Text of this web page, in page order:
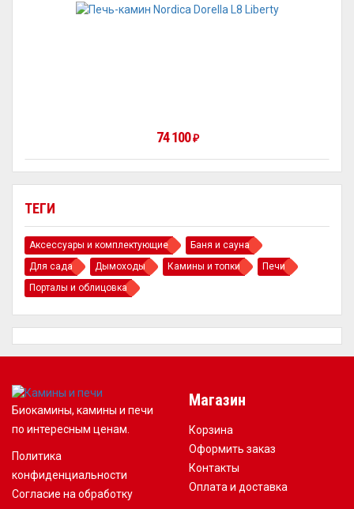
ТЕГИ
Аксессуары и комплектующие
Баня и сауна
Для сада
Дымоходы Камины и топки
Печи
Порталы и облицовка
74 100₽
Биокамины, камины и печи
по интересным ценам.
Политика
конфиденциальности
Согласие на обработку
Магазин
Корзина
Оформить заказ
Контакты
Оплата и доставка